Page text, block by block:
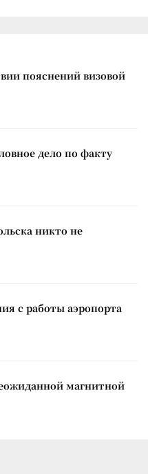
пояснений визовой
дело по факту
никто не
с работы аэропорта
магнитной